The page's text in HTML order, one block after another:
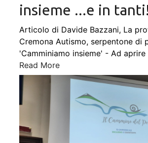
insieme ...e in tanti!
Articolo di Davide Bazzani, La
Cremona Autismo, serpentone di
'Camminiamo insieme' - Ad
Read More